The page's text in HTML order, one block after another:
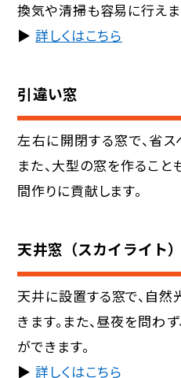
換気や清掃も容易に行えま
▶︎詳しくはこちら
引違い窓
左右に開閉する窓で、省
また、大型の窓を作るこ
間作りに貢献します。
天井窓（スカイライト）
天井に設置する窓で、自
きます。また、昼夜を問わ
ができます。
▶︎詳しくはこちら